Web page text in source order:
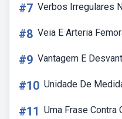
#7 Verbos Irregulares
#8 Veia E Arteria
#9 Vantagem E
#10 Unidade De
#11 Uma Frase Contra